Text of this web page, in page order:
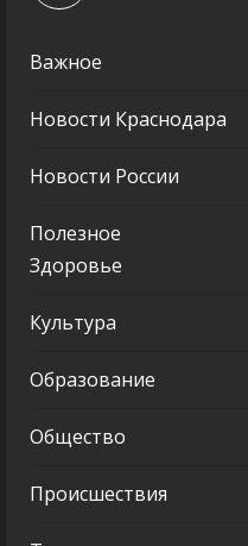
Важное
Новости Краснодара
Новости России
Полезное
Здоровье
Культура
Образование
Общество
Происшествия